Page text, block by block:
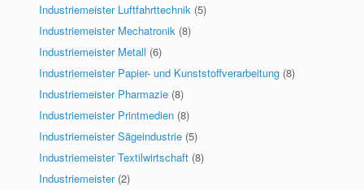
Industriemeister Luftfahrttechnik (5)
Industriemeister Mechatronik (8)
Industriemeister Metall (6)
Industriemeister Papier- und Kunststoffverarbeitung (8)
Industriemeister Pharmazie (8)
Industriemeister Printmedien (8)
Industriemeister Sägeindustrie (5)
Industriemeister Textilwirtschaft (8)
Industriemeister (2)